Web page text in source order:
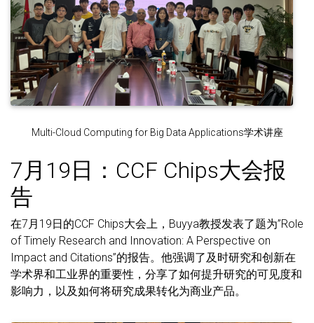
Multi-Cloud Computing for Big Data Applications学术讲座
7月19日：CCF Chips大会报
告
在7月19日的CCF Chips大会上，Buyya教授发表了题为”Role
of Timely Research and Innovation: A Perspective on
Impact and Citations”的报告。他强调了及时研究和创新在
学术界和工业界的重要性，分享了如何提升研究的可见度和
影响力，以及如何将研究成果转化为商业产品。